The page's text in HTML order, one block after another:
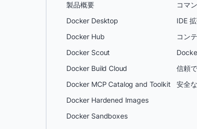
製品概要
Docker Desktop
Docker Hub
Docker Scout
Docker Build Cloud
Docker MCP Catalog and Toolkit
Docker Hardened Images
Docker Sandboxes
コマ
IDE
コン
信頼
安全